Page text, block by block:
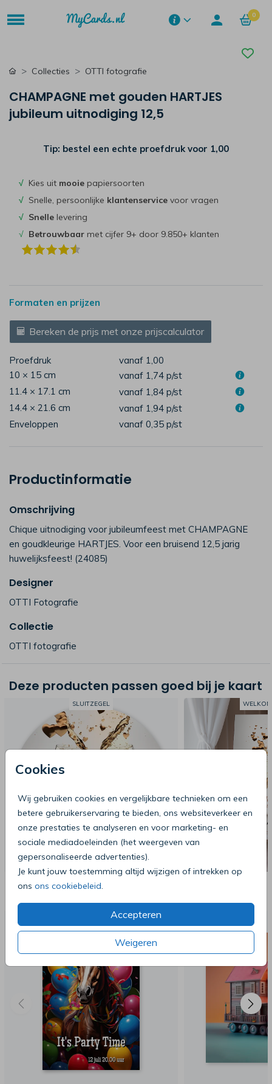
0
Cookies
Wij gebruiken cookies en vergelijkbare technieken om een
betere gebruikerservaring te bieden, ons websiteverkeer en
onze prestaties te analyseren en voor marketing- en
sociale mediadoeleinden (het weergeven van
gepersonaliseerde advertenties).
Je kunt jouw toestemming altijd wijzigen of intrekken op
ons ons cookiebeleid
Accepteren
Weigeren
Collecties OTTI fotografie
CHAMPAGNE met gouden HARTJES
jubileum uitnodiging 12,5
Tip: bestel een echte proefdruk voor 1,00
√ Kies uit mooie papiersoorten
√ Snelle, persoonlijke klantenservice voor vragen
√ Snelle levering
√ Betrouwbaar met cijfer 9+ door 9.850+ klanten
Formaten en prijzen
Bereken de prijs met onze prijscalculator
Proefdruk
vanaf 1,00
10 × 15 cm
vanaf 1,74 p/st
11.4 × 17.1 cm
vanaf 1,84 p/st
14.4 × 21.6 cm
vanaf 1,94 p/st
Enveloppen
vanaf 0,35 p/st
Productinformatie
Omschrijving
Chique uitnodiging voor jubileumfeest met CHAMPAGNE
en goudkleurige HARTJES. Voor een bruisend 12,5 jarig
huwelijksfeest! (24085)
Designer
OTTI Fotografie
Collectie
OTTI fotografie
Deze producten passen goed bij je kaart
SLUITZEGEL
Deze producten zijn wellicht ook iets
voor je